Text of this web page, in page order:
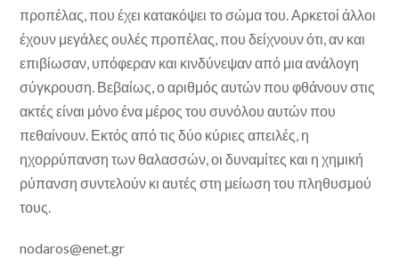
προπέλας, που έχει κατακόψει το σώμα του. Αρκετοί άλλοι
έχουν μεγάλες ουλές προπέλας, που δείχνουν ότι, αν και
επιβίωσαν, υπόφεραν και κινδύνεψαν από μια ανάλογη
σύγκρουση. Βεβαίως, ο αριθμός αυτών που φθάνουν στις
ακτές είναι μόνο ένα μέρος του συνόλου αυτών που
πεθαίνουν. Εκτός από τις δύο κύριες απειλές, η
ηχορρύπανση των θαλασσών, οι δυναμίτες και η χημική
ρύπανση συντελούν κι αυτές στη μείωση του πληθυσμού
τους.
nodaros@enet.gr